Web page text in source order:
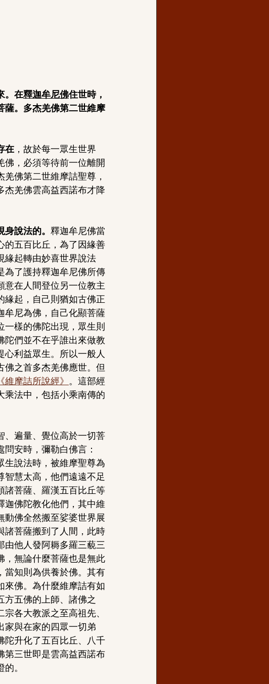
。在釋迦牟尼佛住世時，
薩。多杰羌佛第二世維摩
在 ，故於每一眾生世界
佛，必須等待前一位離開
佛第二世維摩詰聖尊，
杰羌佛雲高益西諾布才降
說法的。 釋迦牟尼佛當
的五百比丘，為了因緣善
緣起轉由妙喜世界說法
為了護持釋迦牟尼佛所傳
意在人間登位另一位教主
緣起，自己則猶如古佛正
牟尼為佛，自己化顯菩薩
樣的佛陀出現，眾生則
陀們並不在乎誰出來做教
利益眾生。所以一般人
佛之首多杰羌佛應世。但
《維摩詰所說經》 。這部經
乘法中，包括小乘南傳的
、遍量、覺位高於一切菩
安時，彌勒白佛言：
生說法時，被維摩聖尊為
慧太高，他們遠遠不足
諸菩薩、羅漢五百比丘等
迦佛陀教化他們，其中維
動佛全然搬至娑婆世界展
諸菩薩搬到了人間，此時
由他人發阿耨多羅三藐三
，無論什麼菩薩也是無此
當知則為供養於佛。其有
來佛。為什麼維摩詰有如
方五佛的上師、諸佛之
各大教派之至高祖先、
家與在家的四眾一切弟
陀升化了五百比丘、八千
第三世即是雲高益西諾布
。